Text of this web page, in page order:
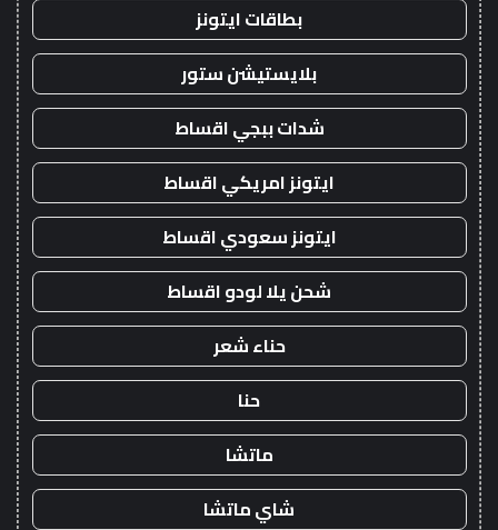
بطاقات ايتونز
بلايستيشن ستور
شدات ببجي اقساط
ايتونز امريكي اقساط
ايتونز سعودي اقساط
شحن يلا لودو اقساط
حناء شعر
حنا
ماتشا
شاي ماتشا